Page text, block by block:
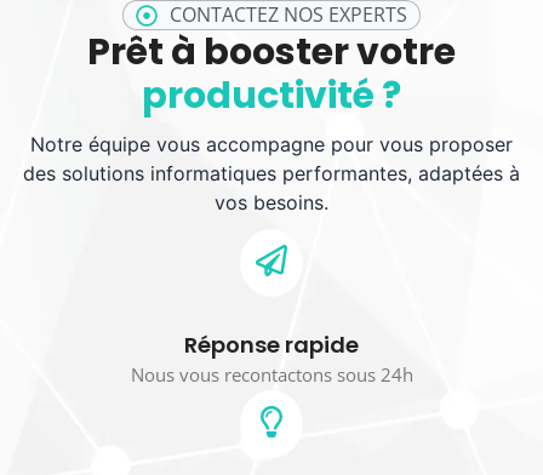
CONTACTEZ NOS EXPERTS
Prêt à booster votre
productivité ?
Notre équipe vous accompagne pour vous proposer
des solutions informatiques performantes, adaptées à
vos besoins.
Réponse rapide
Nous vous recontactons sous 24h